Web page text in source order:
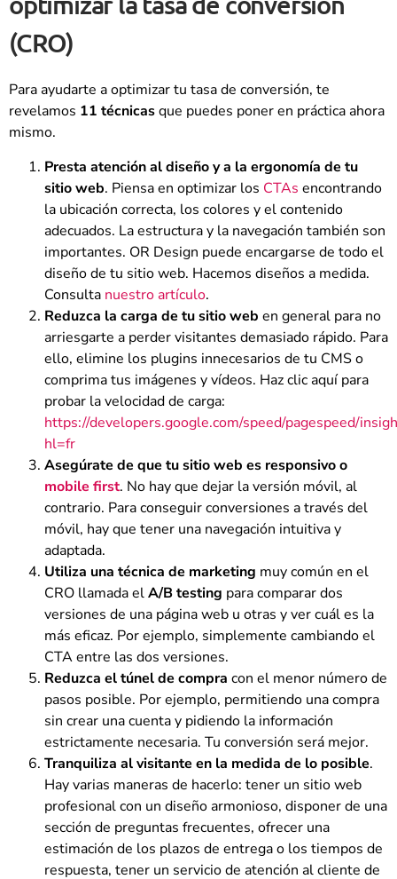
(CRO)
Para ayudarte a optimizar tu tasa de conversión, te
revelamos 11 técnicasque puedes poner en práctica ahora
mismo.
Presta atención al diseño y a la ergonomía de tu
sitio web. Piensa en optimizar los CTAs encontrando
la ubicación correcta, los colores y el contenido
adecuados. La estructura y la navegación también son
importantes. OR Design puede encargarse de todo el
diseño de tu sitio web. Hacemos diseños a medida.
Consulta nuestro artículo.
Reduzca la carga de tu sitio web en general para no
arriesgarte a perder visitantes demasiado rápido. Para
ello, elimine los plugins innecesarios de tu CMS o
comprima tus imágenes y vídeos. Haz clic aquí para
probar la velocidad de carga:
https://developers.google.com/speed/pagespeed/
hl=fr
Asegúrate de que tu sitio web es responsivo o
mobile first. No hay que dejar la versión móvil, al
contrario. Para conseguir conversiones a través del
móvil, hay que tener una navegación intuitiva y
adaptada.
Utiliza una técnica de marketing muy común en el
CRO llamada elA/B testing para comparar dos
versiones de una página web u otras y ver cuál es la
más eficaz. Por ejemplo, simplemente cambiando el
CTA entre las dos versiones.
Reduzca el túnel de compra con el menor número de
pasos posible. Por ejemplo, permitiendo una compra
sin crear una cuenta y pidiendo la información
estrictamente necesaria. Tu conversión será mejor.
Tranquiliza al visitante en la medida de lo posible.
Hay varias maneras de hacerlo: tener un sitio web
profesional con un diseño armonioso, disponer de una
sección de preguntas frecuentes, ofrecer una
estimación de los plazos de entrega o los tiempos de
respuesta, tener un servicio de atención al cliente de